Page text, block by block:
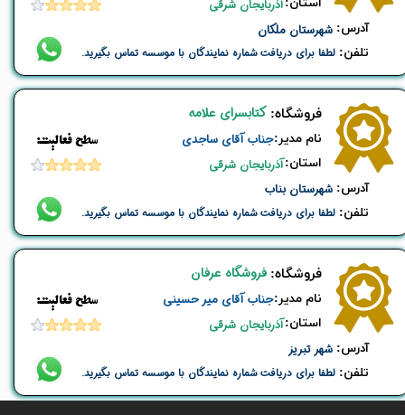
شهرستان ملکان ​آدرس:
استان:آذربایجان شرقی
تلفن: لطفا برای دریافت شماره نمایندگان با موسسه تماس بگیرید.
شهرستان بناب ​آدرس:
​فروشگاه:
نام ​مدیر:
استان:
​​سطح فعالیت:
آذربایجان شرقی
جناب آقای ساجدی
تلفن: لطفا برای دریافت شماره نمایندگان با موسسه تماس بگیرید.
کتابسرای علامه
شهر تبریز ​آدرس:
​فروشگاه:
نام ​مدیر:
استان:
​​سطح فعالیت:
آذربایجان شرقی
جناب آقای میر حسینی
تلفن: لطفا برای دریافت شماره نمایندگان با موسسه تماس بگیرید.
فروشگاه عرفان